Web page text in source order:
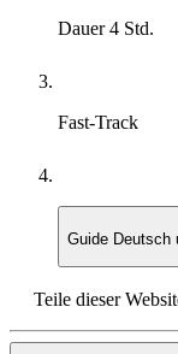
Dauer4 Std.
Fast-Track
Guide Deutsch
Teile dieser